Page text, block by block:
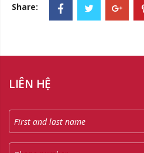
Share:
LIÊN HỆ